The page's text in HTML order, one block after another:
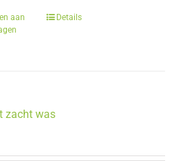
aan
Details
zacht was